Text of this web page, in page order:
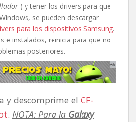
) y tener los drivers para que
se pueden descargar
para los dispositivos Samsung.
e instalados, reinicia para que no
posteriores.
y descomprime el CF-
. NOTA: Para la Galaxy